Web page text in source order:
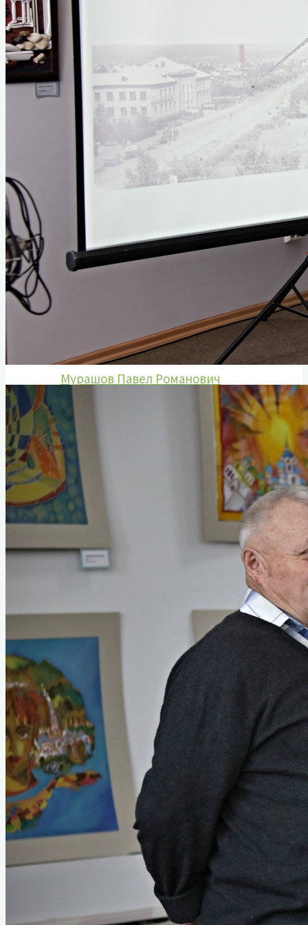
Руководители города
Почётные граждане
гражданин»
Первый почетный гражданин
Интеллигенция Назарово
Из истории комсомольской организации
Из истории пионерской организации
Декабрист Арбузов Антон Петрович
ВОВ 1941-1945 гг
Абрамов Константин Кирикович
Борисенко Григорий Яковлевич
Гусаров Григорий Андреевич
Донских Александр Иванович
Козаченко Алексей Константинович
Мурашов Павел Романович
Сухих Николай Алексеевич
Назаровский тыл в годы войны
Статьи о ветеранах
Книга памяти
Воспоминания ветеранов
Аудиовизуальный проект «Расскажи о
Информация
Документы
Услуги
Вакансии
Туризм
Полезные ссылки
Служебная информация
Анкетирование о качестве оказания
Часто задаваемые вопросы. Обратная
Схема проезда